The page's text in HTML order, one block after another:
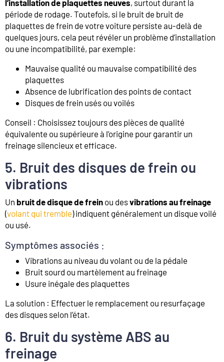
l’installation de plaquettes neuves, surtout durant la
période de rodage. Toutefois, si le bruit de bruit de
plaquettes de frein de votre voiture persiste au-delà de
quelques jours, cela peut révéler un problème d’installation
ou une incompatibilité, par exemple:
Mauvaise qualité ou mauvaise compatibilité des
plaquettes
Absence de lubrification des points de contact
Disques de frein usés ou voilés
Conseil : Choisissez toujours des pièces de qualité
équivalente ou supérieure à l’origine pour garantir un
freinage silencieux et efficace.
5. Bruit des disques de frein ou
vibrations
Un bruit de disque de frein ou desvibrations au freinage
(volant qui tremble) indiquent généralement un disque voilé
ou usé.
Symptômes associés :
Vibrations au niveau du volant ou de la pédale
Bruit sourd ou martèlement au freinage
Usure inégale des plaquettes
La solution : Effectuer le remplacement ou resurfaçage
des disques selon l’état.
6. Bruit du système ABS au
freinage